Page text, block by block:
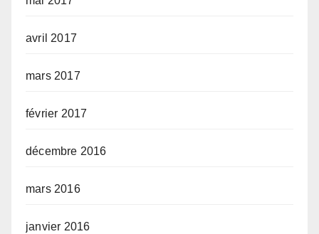
avril 2017
mars 2017
février 2017
décembre 2016
mars 2016
janvier 2016